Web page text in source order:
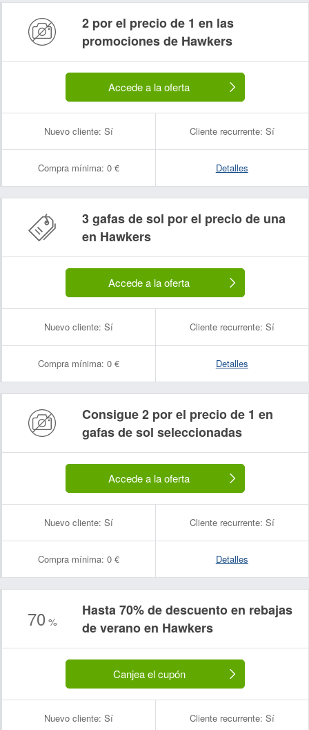
2 por el precio de 1 en las
promociones de Hawkers
Accede a la oferta
Nuevo cliente: Sí Cliente recurrente: Sí
Compra mínima: 0 € Detalles
3 gafas de sol por el precio de una
en Hawkers
Accede a la oferta
Nuevo cliente: Sí Cliente recurrente: Sí
Compra mínima: 0 € Detalles
Consigue 2 por el precio de 1 en
gafas de sol seleccionadas
Accede a la oferta
Nuevo cliente: Sí Cliente recurrente: Sí
Compra mínima: 0 € Detalles
70 %
Hasta 70% de descuento en rebajas
de verano en Hawkers
Canjea el cupón
Nuevo cliente: Sí Cliente recurrente: Sí